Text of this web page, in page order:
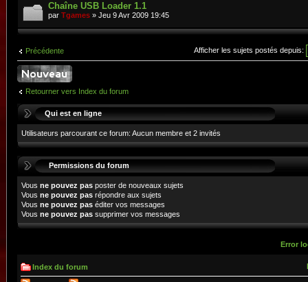
Chaîne USB Loader 1.1
par Tgames » Jeu 9 Avr 2009 19:45
Précédente Afficher les sujets postés depuis:
Retourner vers Index du forum
Qui est en ligne
Utilisateurs parcourant ce forum: Aucun membre et 2 invités
Permissions du forum
Vous ne pouvez pas poster de nouveaux sujets
Vous ne pouvez pas répondre aux sujets
Vous ne pouvez pas éditer vos messages
Vous ne pouvez pas supprimer vos messages
Error
Index du forum